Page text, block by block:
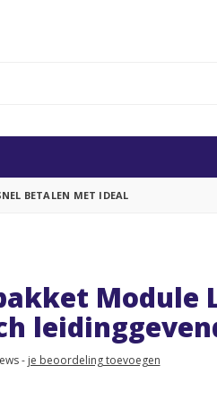
BETALEN MET IDEAL
Module
- je beoordeling toevoegen